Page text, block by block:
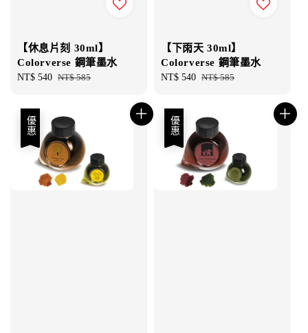
【休息片刻 30ml】
Colorverse 鋼筆墨水
Sale
NT$ 540 Regular
NT$ 585
【下雨天 30ml】
Colorverse 鋼筆墨水
Sale
NT$ 540 Regular
NT$ 585
優惠 優惠